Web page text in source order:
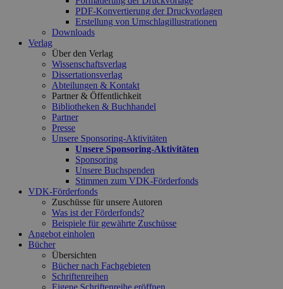
PDF-Konvertierung der Druckvorlagen
Erstellung von Umschlagillustrationen
Downloads
Verlag
Über den Verlag
Wissenschaftsverlag
Dissertationsverlag
Abteilungen & Kontakt
Partner & Öffentlichkeit
Bibliotheken & Buchhandel
Partner
Presse
Unsere Sponsoring-Aktivitäten
Unsere Sponsoring-Aktivitäten
Sponsoring
Unsere Buchspenden
Stimmen zum VDK-Förderfonds
VDK-Förderfonds
Zuschüsse für unsere Autoren
Was ist der Förderfonds?
Beispiele für gewährte Zuschüsse
Angebot einholen
Bücher
Übersichten
Bücher nach Fachgebieten
Schriftenreihen
Eigene Schriftenreihe eröffnen